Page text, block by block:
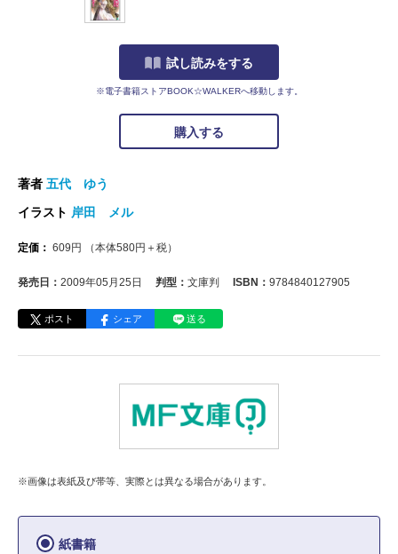
試し読みをする
※電子書籍ストアBOOK☆WALKERへ移動します。
購入する
著者 五代 ゆう
イラスト 岸田 メル
定価： 609 円 （本体580円＋税）
発売日： 2009年05月25日 判型： 文庫判 ISBN： 9784840127905
ポスト シェア 送る
※画像は表紙及び帯等、実際とは異なる場合があります。
紙書籍